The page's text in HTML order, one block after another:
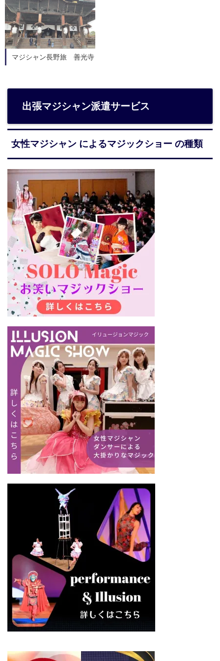
マジシャン長野旅 善光寺
出張マジシャン派遣サービス
女性マジシャン によるマジックショー の種類